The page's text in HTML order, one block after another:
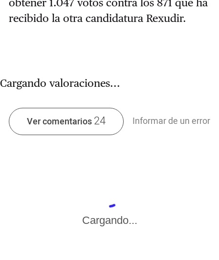
recibido la otra candidatura Rexudir.
Cargando valoraciones...
Ver comentarios24 Informar de un error
Cargando...